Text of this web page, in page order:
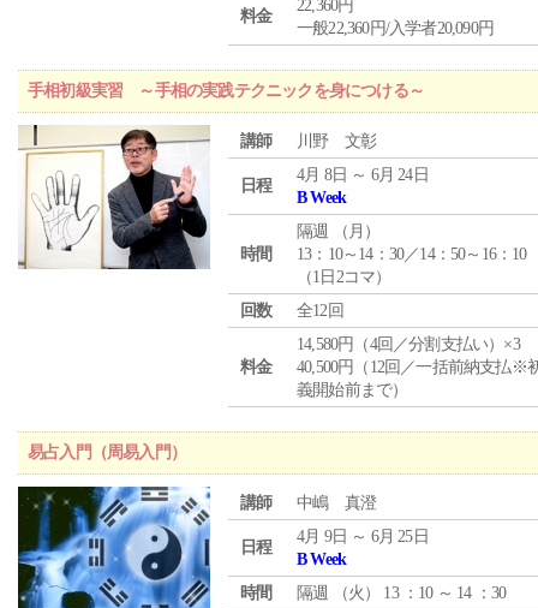
料金
22,360円
一般22,360円/入学者20,090円
手相初級実習 ～手相の実践テクニックを身につける～
講師 川野 文彰
日程
4月 8日 ～ 6月 24日
B Week
時間
隔週 （ 月 ）
13：10～14：30／14：50～16：10
（1日2コマ）
回数
全12回
料金
14,580円（4回／分割支払い）×3
40,500円（12回／一括前納支払※
義開始前まで）
易占入門（周易入門）
講師 中嶋 真澄
日程
4月 9日 ～ 6月 25日
B Week
時間
隔週 （火 ） 13 ：10 ～ 14 ：30